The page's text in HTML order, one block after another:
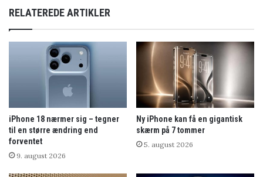
RELATEREDE ARTIKLER
iPhone 18 nærmer sig – tegner
til en større ændring end
forventet
9. august 2026
Ny iPhone kan få en gigantisk
skærm på 7 tommer
5. august 2026